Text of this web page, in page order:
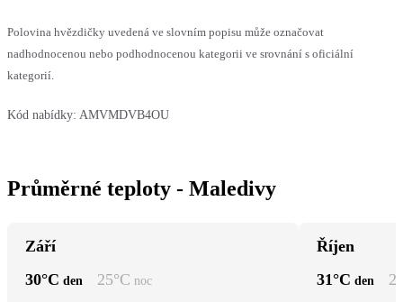
Polovina hvězdičky uvedená ve slovním popisu může označovat
nadhodnocenou nebo podhodnocenou kategorii ve srovnání s oficiální
kategorií.
Kód nabídky: AMVMDVB4OU
Průměrné teploty - Maledivy
Září
30°C den 25°C noc
Říjen
31°C den